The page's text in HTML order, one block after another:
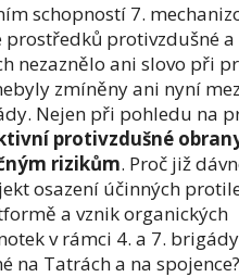
schopností 7.
prostředků protivzdušné
nezaznělo ani slovo při
zmíněny ani nyní
Nejen při pohledu na
protivzdušné
rizikům. Proč již
osazení účinných
a vznik organických
v rámci 4. a 7. brigády,
na Tatrách a na spojence?